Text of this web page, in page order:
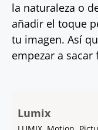
la naturaleza o
añadir el toque
tu imagen. Así
empezar a
Lumix